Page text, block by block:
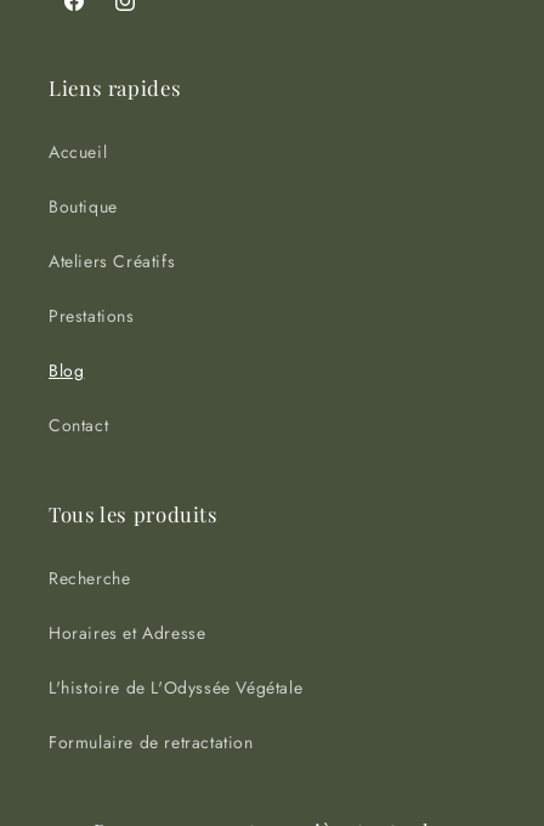
FacebookInstagram
Liens rapides
Accueil
Boutique
Ateliers Créatifs
Prestations
Blog
Contact
Tous les produits
Recherche
Horaires et Adresse
L'histoire de L'Odyssée Végétale
Formulaire de retractation